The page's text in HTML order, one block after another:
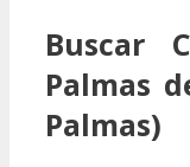
Buscar
Palmas
Palmas)